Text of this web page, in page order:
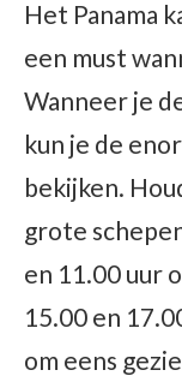
Het Panama
een must
Wanneer je
kun je de
bekijken.
grote
en 11.00 uur
15.00 en
om eens